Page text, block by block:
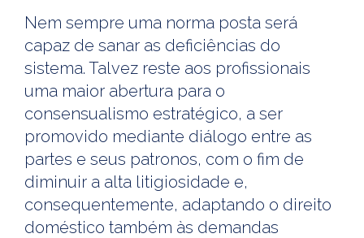
Nem sempre uma norma posta será
capaz de sanar as deficiências do
sistema. Talvez reste aos profissionais
uma maior abertura para o
consensualismo estratégico, a ser
promovido mediante diálogo entre as
partes e seus patronos, com o fim de
diminuir a alta litigiosidade e,
consequentemente, adaptando o direito
doméstico também às demandas